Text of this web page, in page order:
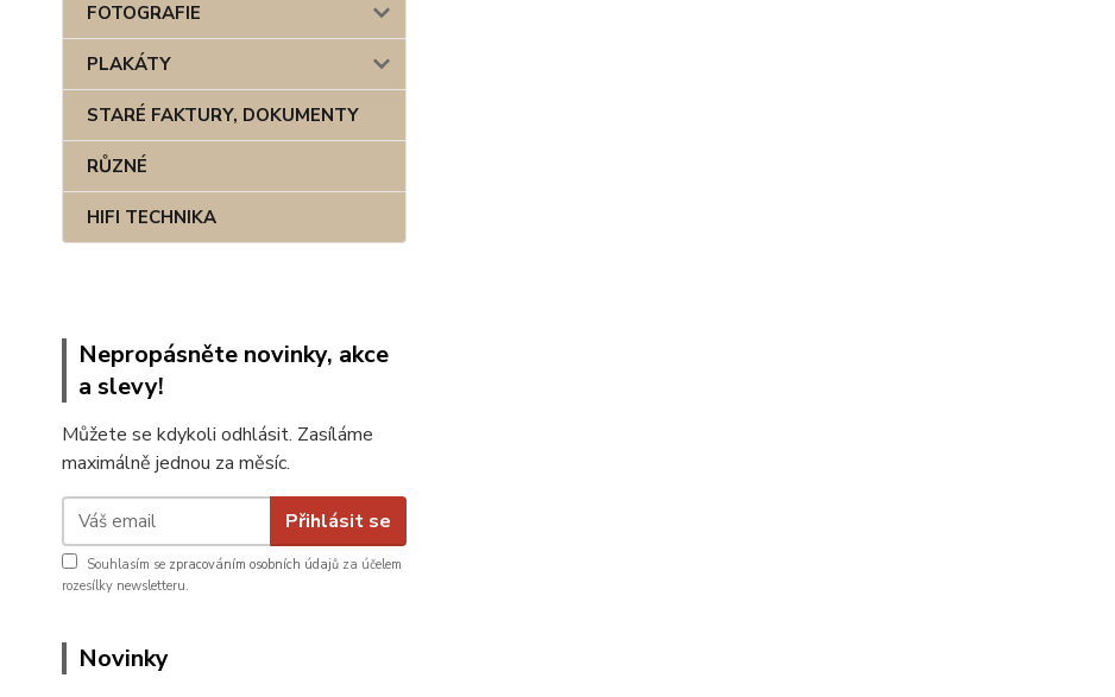
FOTOGRAFIE
PLAKÁTY
STARÉ FAKTURY, DOKUMENTY
RŮZNÉ
HIFI TECHNIKA
Nepropásněte novinky, akce
a slevy!
Můžete se kdykoli odhlásit. Zasíláme
maximálně jednou za měsíc.
Přihlásit se
Souhlasím se zpracováním osobních údajů za účelem
rozesílky newsletteru.
Novinky